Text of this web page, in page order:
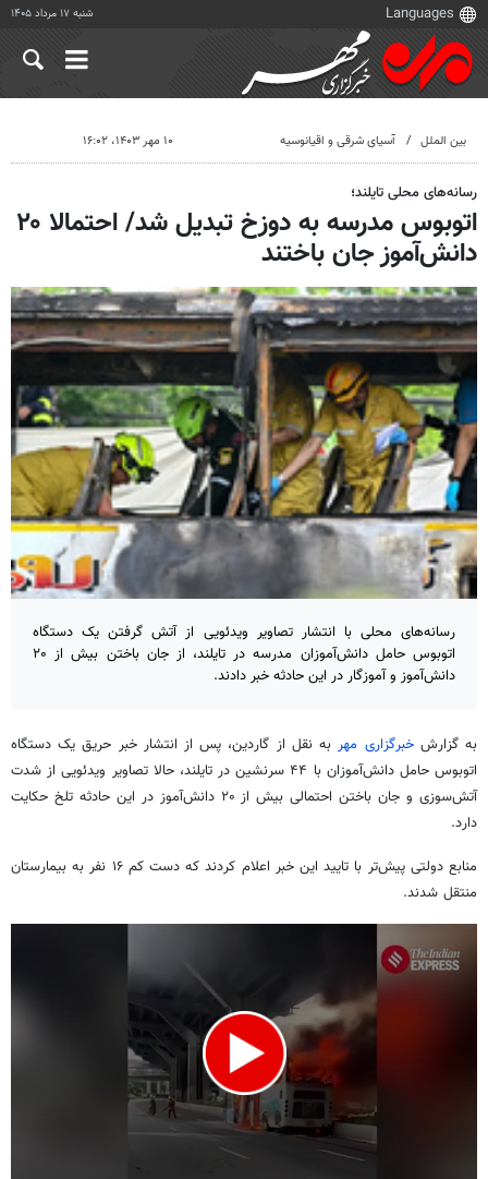
شنبه ۱۷ مرداد ۱۴۰۵
بین الملل آسیای شرقی و اقیانوسیه ۱۰ مهر ۱۴۰۳، ۱۶:۰۲
رسانه‌های محلی تایلند؛
اتوبوس مدرسه به دوزخ تبدیل شد/ احتمالا ۲۰
دانش‌آموز جان باختند
رسانه‌های محلی با انتشار تصاویر ویدئویی از آتش‌ گرفتن یک دستگاه
اتوبوس حامل دانش‌آموزان مدرسه‌ در تایلند، از جان باختن بیش از ۲۰
دانش‌آموز و آموزگار در این حادثه خبر دادند.
به گزارشخبرگزاری مهر به نقل از گاردین، پس از انتشار خبر حریق یک دستگاه
اتوبوس حامل دانش‌آموزان با ۴۴ سرنشین در تایلند، حالا تصاویر ویدئویی از شدت
آتش‌سوزی و جان باختن احتمالی بیش از ۲۰ دانش‌آموز در این حادثه تلخ حکایت
دارد.
منابع دولتی پیش‌تر با تایید این خبر اعلام کردند که دست کم ۱۶ نفر به بیمارستان
منتقل شدند.